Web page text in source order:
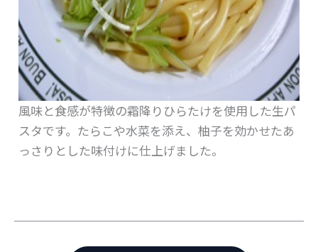
風味と食感が特徴の霜降りひらたけを使用した生パ
スタです。たらこや水菜を添え、柚子を効かせたあ
っさりとした味付けに仕上げました。